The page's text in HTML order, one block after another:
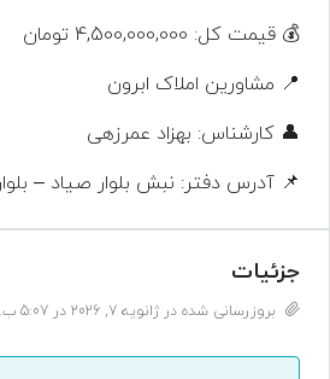
💰 قیمت کل: 4,500,000,000 تومان
📍 مشاورین املاک ابرون
👤 کارشناس: بهزاد عمرزهی
📌 آدرس دفتر: نبش بلوار صیاد –
جزئیات
بروزرسانی شده در ژانویه 7, 2026 در 5:07 ب.ظ